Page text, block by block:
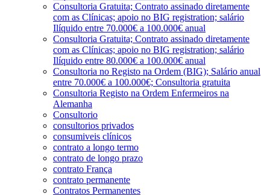
Consultoria Gratuita; Contrato assinado diretamente
com as Clínicas; apoio no BIG registration; salário
Ilíquido entre 70.000€ a 100.000€ anual
Consultoria Gratuita; Contrato assinado diretamente
com as Clínicas; apoio no BIG registration; salário
Ilíquido entre 80.000€ a 100.000€ anual
Consultoria no Registo na Ordem (BIG); Salário anual
entre 70.000€ a 100.000€; Consultoria gratuita
Consultoria Registo na Ordem Enfermeiros na
Alemanha
Consultorio
consultorios privados
consumiveis clínicos
contrato a longo termo
contrato de longo prazo
contrato França
contrato permanente
Contratos Permanentes